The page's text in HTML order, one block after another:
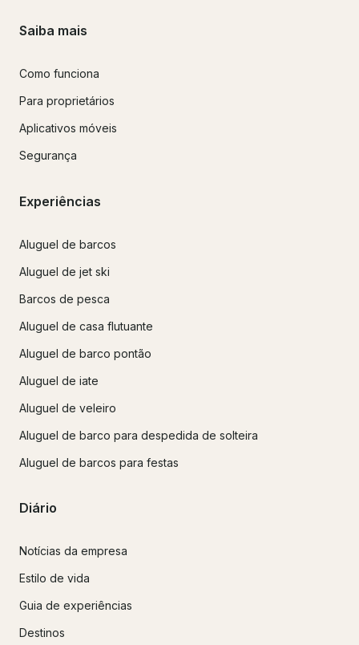
Saiba mais
Como funciona
Para proprietários
Aplicativos móveis
Segurança
Experiências
Aluguel de barcos
Aluguel de jet ski
Barcos de pesca
Aluguel de casa flutuante
Aluguel de barco pontão
Aluguel de iate
Aluguel de veleiro
Aluguel de barco para despedida de solteira
Aluguel de barcos para festas
Diário
Notícias da empresa
Estilo de vida
Guia de experiências
Destinos